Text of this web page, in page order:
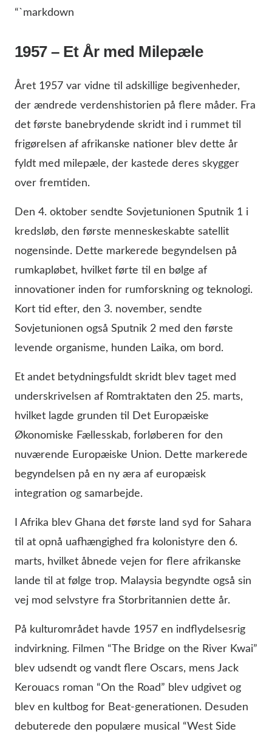
“`markdown
1957 – Et År med Milepæle
Året 1957 var vidne til adskillige begivenheder,
der ændrede verdenshistorien på flere måder. Fra
det første banebrydende skridt ind i rummet til
frigørelsen af afrikanske nationer blev dette år
fyldt med milepæle, der kastede deres skygger
over fremtiden.
Den 4. oktober sendte Sovjetunionen Sputnik 1 i
kredsløb, den første menneskeskabte satellit
nogensinde. Dette markerede begyndelsen på
rumkapløbet, hvilket førte til en bølge af
innovationer inden for rumforskning og teknologi.
Kort tid efter, den 3. november, sendte
Sovjetunionen også Sputnik 2 med den første
levende organisme, hunden Laika, om bord.
Et andet betydningsfuldt skridt blev taget med
underskrivelsen af Romtraktaten den 25. marts,
hvilket lagde grunden til Det Europæiske
Økonomiske Fællesskab, forløberen for den
nuværende Europæiske Union. Dette markerede
begyndelsen på en ny æra af europæisk
integration og samarbejde.
I Afrika blev Ghana det første land syd for Sahara
til at opnå uafhængighed fra kolonistyre den 6.
marts, hvilket åbnede vejen for flere afrikanske
lande til at følge trop. Malaysia begyndte også sin
vej mod selvstyre fra Storbritannien dette år.
På kulturområdet havde 1957 en indflydelsesrig
indvirkning. Filmen “The Bridge on the River Kwai”
blev udsendt og vandt flere Oscars, mens Jack
Kerouacs roman “On the Road” blev udgivet og
blev en kultbog for Beat-generationen. Desuden
debuterede den populære musical “West Side